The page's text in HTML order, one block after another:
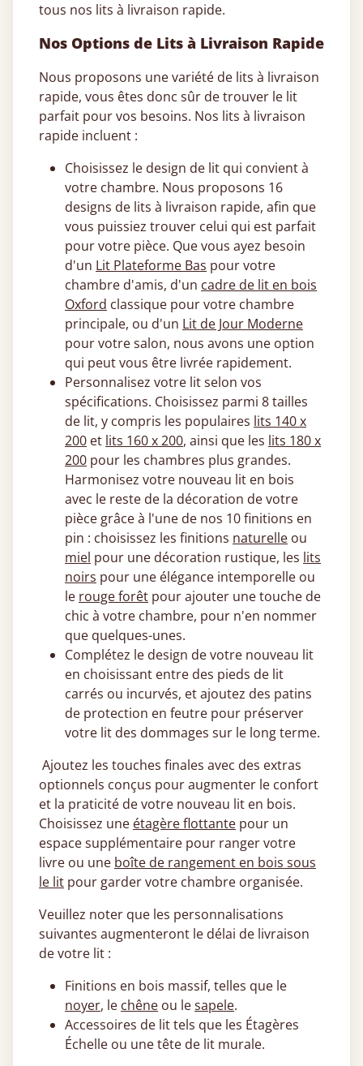
tous nos lits à livraison rapide.
Nos Options de Lits à Livraison Rapide
Nous proposons une variété de lits à livraison
rapide, vous êtes donc sûr de trouver le lit
parfait pour vos besoins. Nos lits à livraison
rapide incluent :
Choisissez le design de lit qui convient à
votre chambre. Nous proposons 16
designs de lits à livraison rapide, afin que
vous puissiez trouver celui qui est parfait
pour votre pièce. Que vous ayez besoin
d'un Lit Plateforme Bas pour votre
chambre d'amis, d'un cadre de lit en bois
Oxford classique pour votre chambre
principale, ou d'un Lit de Jour Moderne
pour votre salon, nous avons une option
qui peut vous être livrée rapidement.
Personnalisez votre lit selon vos
spécifications. Choisissez parmi 8 tailles
de lit, y compris les populaires lits 140 x
200 et lits 160 x 200, ainsi que les lits 180 x
200 pour les chambres plus grandes.
Harmonisez votre nouveau lit en bois
avec le reste de la décoration de votre
pièce grâce à l'une de nos 10 finitions en
pin : choisissez les finitions naturelle ou
miel pour une décoration rustique, les lits
noirs pour une élégance intemporelle ou
le rouge forêt pour ajouter une touche de
chic à votre chambre, pour n'en nommer
que quelques-unes.
Complétez le design de votre nouveau lit
en choisissant entre des pieds de lit
carrés ou incurvés, et ajoutez des patins
de protection en feutre pour préserver
votre lit des dommages sur le long terme.
Ajoutez les touches finales avec des extras
optionnels conçus pour augmenter le confort
et la praticité de votre nouveau lit en bois.
Choisissez une étagère flottante pour un
espace supplémentaire pour ranger votre
livre ou une boîte de rangement en bois sous
le lit pour garder votre chambre organisée.
Veuillez noter que les personnalisations
suivantes augmenteront le délai de livraison
de votre lit :
Finitions en bois massif, telles que le
noyer, le chêne ou lesapele.
Accessoires de lit tels que les Étagères
Échelle ou une tête de lit murale.